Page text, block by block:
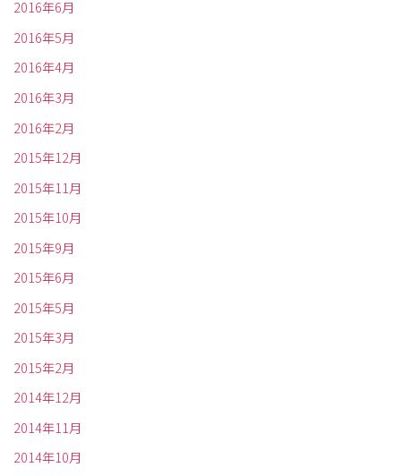
2016年6月
2016年5月
2016年4月
2016年3月
2016年2月
2015年12月
2015年11月
2015年10月
2015年9月
2015年6月
2015年5月
2015年3月
2015年2月
2014年12月
2014年11月
2014年10月